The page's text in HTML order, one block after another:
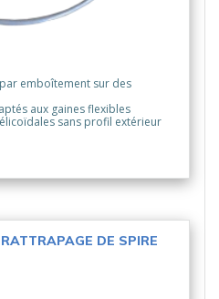
emboîtement sur des
aux gaines flexibles
sans profil extérieur
DE SPIRE